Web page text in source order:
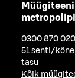
0300 870
51 senti/
tasu
Kõik